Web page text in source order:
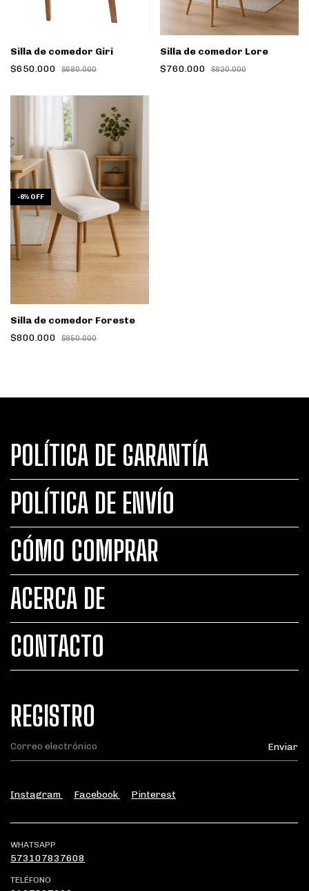
Silla de comedor Giri
$650.000
$680.000
Silla de comedor Lore
$760.000
$820.000
-6% OFF
Silla de comedor Foreste
$800.000
$850.000
POLÍTICA DE GARANTÍA
POLÍTICA DE ENVÍO
CÓMO COMPRAR
ACERCA DE
CONTACTO
REGISTRO
Instagram Facebook Pinterest
WHATSAPP
573107837608
TELÉFONO